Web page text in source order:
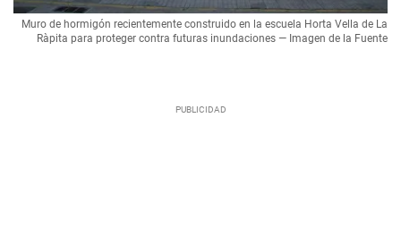
Muro de hormigón recientemente construido en la escuela Horta Vella de La
Ràpita para proteger contra futuras inundaciones — Imagen de la Fuente